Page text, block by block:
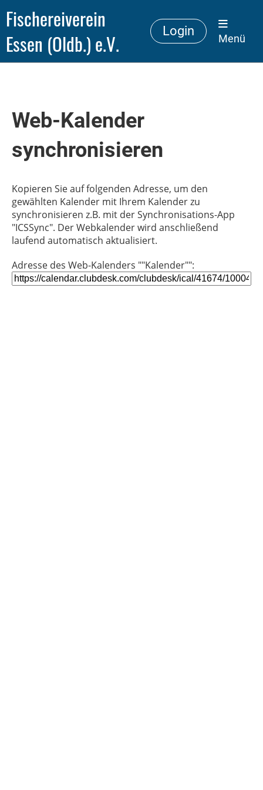
Fischereiverein
Essen (Oldb.) e.V.
Login
Menü
Web-Kalender
synchronisieren
Kopieren Sie auf folgenden Adresse, um den
gewählten Kalender mit Ihrem Kalender zu
synchronisieren z.B. mit der Synchronisations-App
"ICSSync". Der Webkalender wird anschließend
laufend automatisch aktualisiert.
Adresse des Web-Kalenders ""Kalender"":